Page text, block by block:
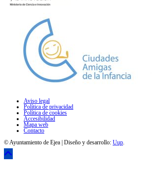
Aviso legal
Política de privacidad
Política de cookies
Accesibilidad
Mapa web
Contacto
© Ayuntamiento de Ejea | Diseño y desarrollo: Uup.